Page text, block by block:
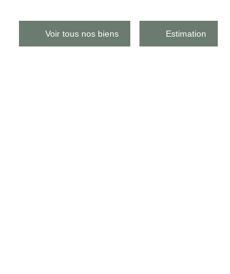
Voir tous nos biens Estimation